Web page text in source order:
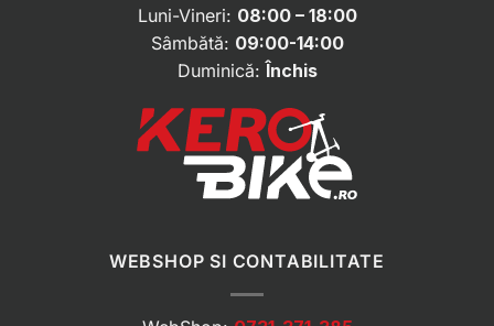
Luni-Vineri: 08:00 – 18:00
Sâmbătă: 09:00-14:00
Duminică:Închis
WEBSHOP SI CONTABILITATE